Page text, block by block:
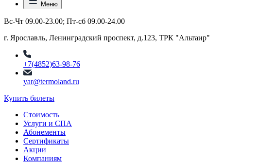
Меню
Вс-Чт 09.00-23.00; Пт-сб 09.00-24.00
г. Ярославль, Ленинградский проспект, д.123, ТРК "Альтаир"
+7(4852)63-98-76
yar@termoland.ru
Купить билеты
Стоимость
Услуги и СПА
Абонементы
Сертификаты
Акции
Компаниям